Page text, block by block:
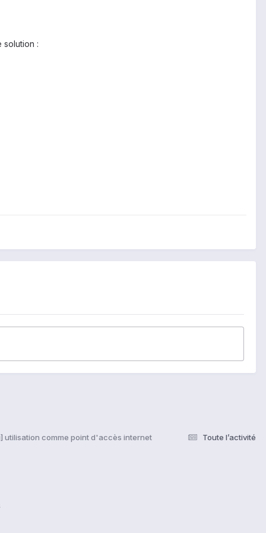
solution :
Toute l’activité
utilisation comme point d'accès internet